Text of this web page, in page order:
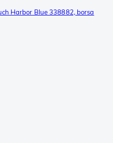
Harbor Blue 338882, borsa